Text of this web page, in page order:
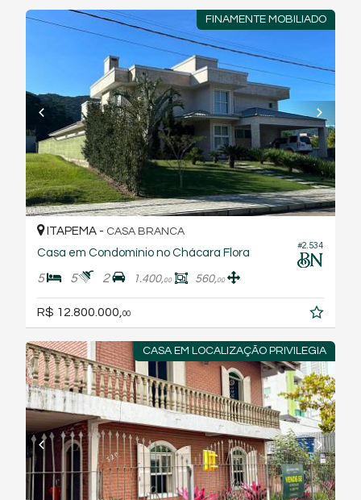
FINAMENTE MOBILIADO
#2.534
ITAPEMA - CASA BRANCA
Casa em Condomínio no Chácara Flora
5 5 2 1.400,00 560,00
R$ 12.800.000,00
CASA EM LOCALIZAÇÃO PRIVILEGIA